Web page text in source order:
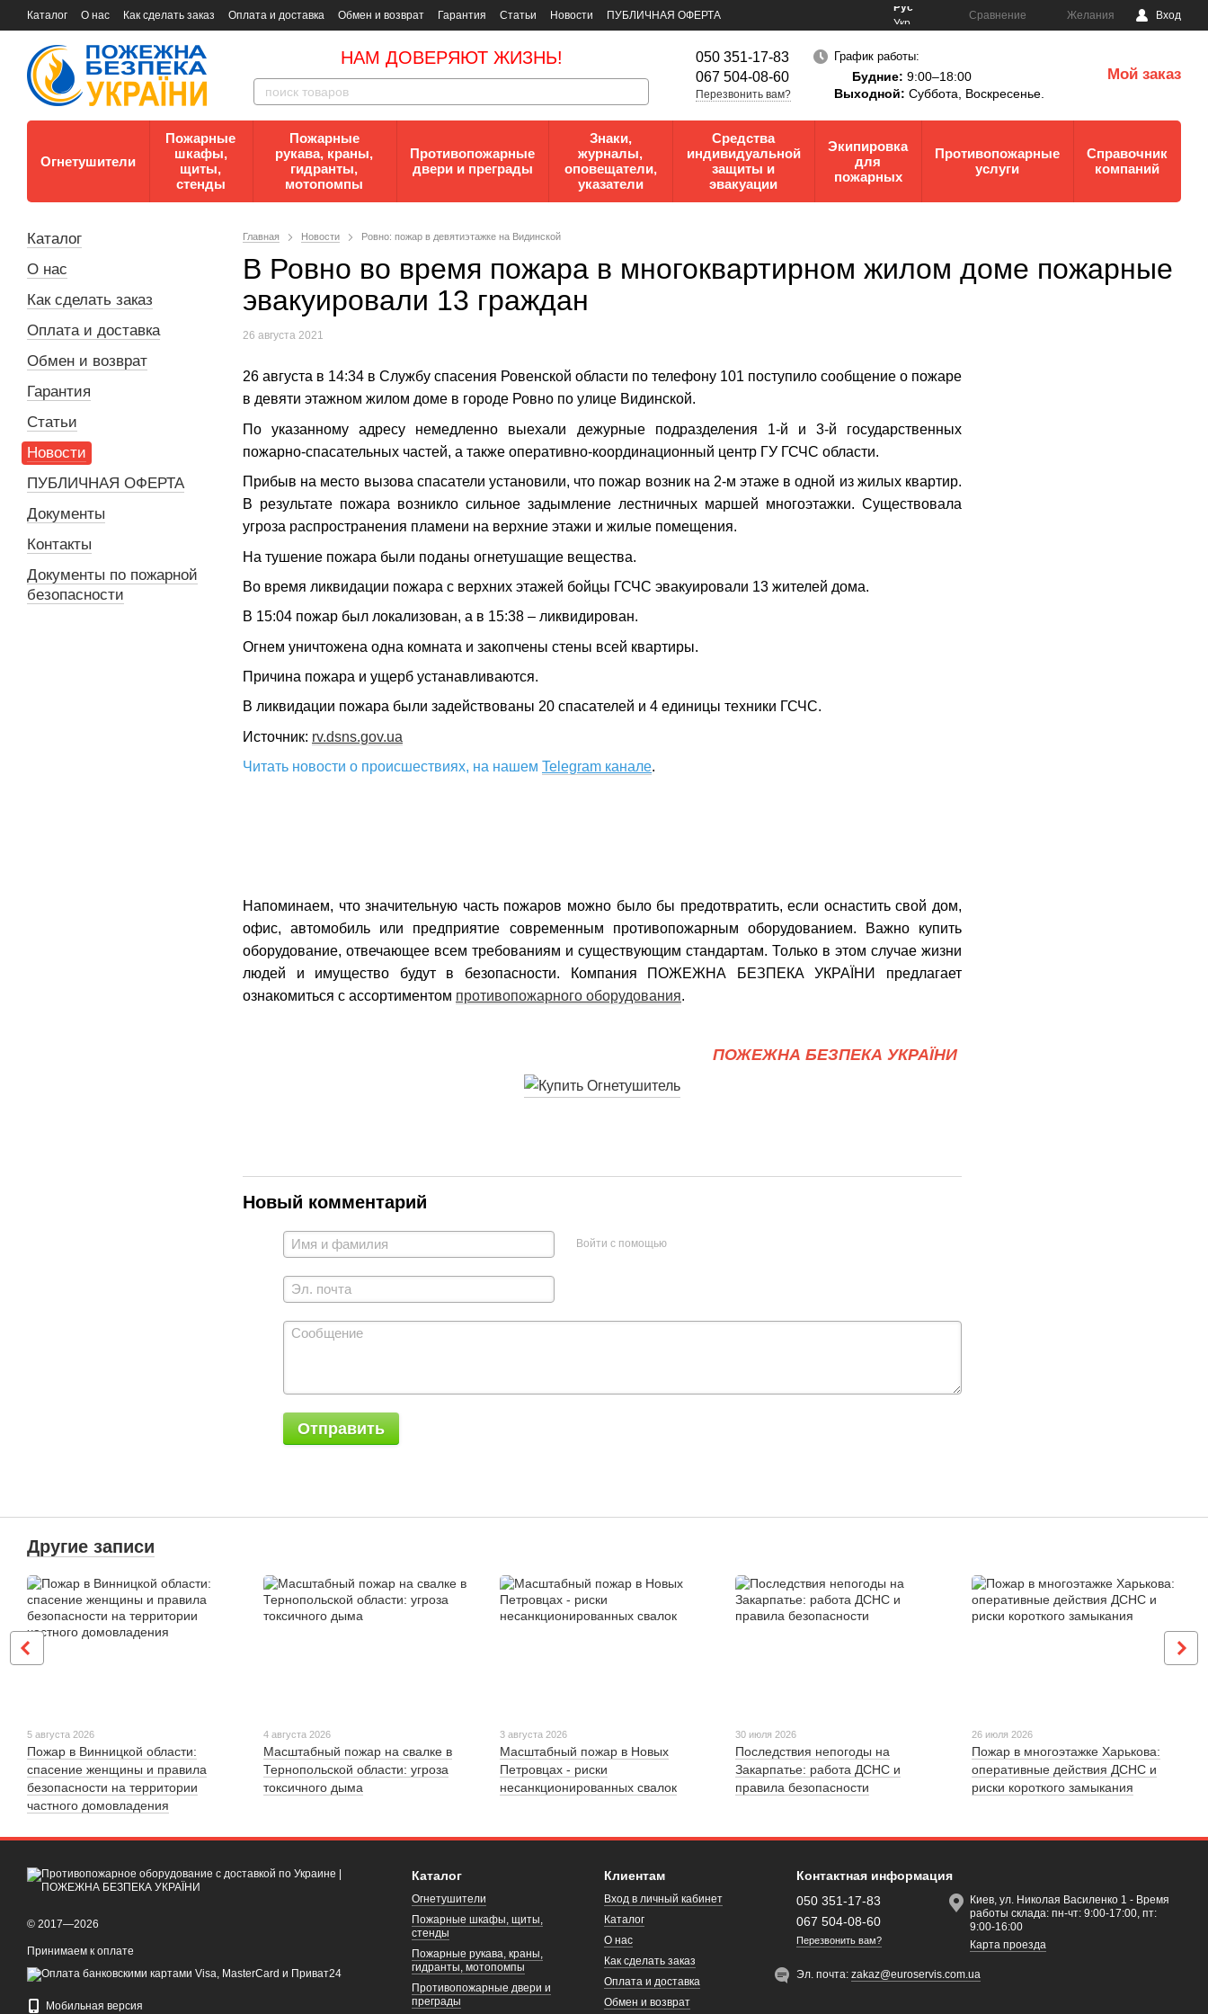
Каталог О нас Как сделать заказ Оплата и доставка Обмен и возврат Гарантия Статьи Новости
ПУБЛИЧНАЯ ОФЕРТА
Документы
Контакты Документы по пожарной безопасности
Рус
Укр
Сравнение Желания Вход
НАМ ДОВЕРЯЮТ ЖИЗНЬ!
050 351-17-83
067 504-08-60
Перезвонить вам?
График работы:
Будние: 9:00–18:00
Выходной: Суббота, Воскресенье.
Мой заказ
Огнетушители
Пожарные
шкафы,
щиты,
стенды
Пожарные
рукава, краны,
гидранты,
мотопомпы
Противопожарные
двери и преграды
Знаки,
журналы,
оповещатели,
указатели
Средства
индивидуальной
защиты и
эвакуации
Экипировка
для
пожарных
Противопожарные
услуги
Справочник
компаний
Главная Новости Ровно: пожар в девятиэтажке на Видинской
В Ровно во время пожара в многоквартирном жилом доме пожарные
эвакуировали 13 граждан
26 августа 2021
26 августа в 14:34 в Службу спасения Ровенской области по телефону 101 поступило сообщение о пожаре
в девяти этажном жилом доме в городе Ровно по улице Видинской.
По указанному адресу немедленно выехали дежурные подразделения 1-й и 3-й государственных
пожарно-спасательных частей, а также оперативно-координационный центр ГУ ГСЧС области.
Прибыв на место вызова спасатели установили, что пожар возник на 2-м этаже в одной из жилых квартир.
В результате пожара возникло сильное задымление лестничных маршей многоэтажки. Существовала
угроза распространения пламени на верхние этажи и жилые помещения.
На тушение пожара были поданы огнетушащие вещества.
Во время ликвидации пожара с верхних этажей бойцы ГСЧС эвакуировали 13 жителей дома.
В 15:04 пожар был локализован, а в 15:38 – ликвидирован.
Огнем уничтожена одна комната и закопчены стены всей квартиры.
Причина пожара и ущерб устанавливаются.
В ликвидации пожара были задействованы 20 спасателей и 4 единицы техники ГСЧС.
Источник: rv.dsns.gov.ua
Читать новости о происшествиях, на нашем Telegram канале.
Напоминаем, что значительную часть пожаров можно было бы предотвратить, если оснастить cвой дом,
офис, автомобиль или предприятие современным противопожарным оборудованием. Важно купить
оборудование, отвечающее всем требованиям и существующим стандартам. Только в этом случае жизни
людей и имущество будут в безопасности. Компания ПОЖЕЖНА БЕЗПЕКА УКРАЇНИ предлагает
ознакомиться с ассортиментом противопожарного оборудования.
ПОЖЕЖНА БЕЗПЕКА УКРАЇНИ
Новый комментарий
Войти с помощью
Отправить
Каталог
О нас
Как сделать заказ
Оплата и доставка
Обмен и возврат
Гарантия
Статьи
Новости
ПУБЛИЧНАЯ ОФЕРТА
Документы
Контакты
Документы по пожарной
безопасности
Другие записи
5 августа 2026
Пожар в Винницкой области:
спасение женщины и правила
безопасности на территории
частного домовладения
4 августа 2026
Масштабный пожар на свалке в
Тернопольской области: угроза
токсичного дыма
3 августа 2026
Масштабный пожар в Новых
Петровцах - риски
несанкционированных свалок
30 июля 2026
Последствия непогоды на
Закарпатье: работа ДСНС и
правила безопасности
26 июля 2026
Пожар в многоэтажке Харькова:
оперативные действия ДСНС и
риски короткого замыкания
© 2017—2026
Принимаем к оплате
Мобильная версия
Каталог
Огнетушители
Пожарные шкафы, щиты,
стенды
Пожарные рукава, краны,
гидранты, мотопомпы
Противопожарные двери и
преграды
Клиентам
Вход в личный кабинет
Каталог
О нас
Как сделать заказ
Оплата и доставка
Обмен и возврат
Контактная информация
050 351-17-83
067 504-08-60
Перезвонить вам?
Киев, ул. Николая Василенко 1 - Время
работы склада: пн-чт: 9:00-17:00, пт:
9:00-16:00
Карта проезда
Эл. почта:zakaz@euroservis.com.ua